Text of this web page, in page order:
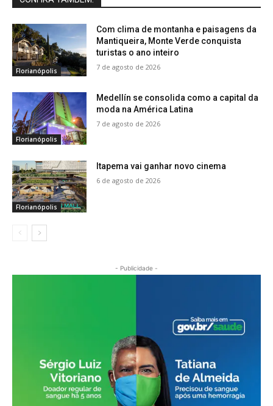
Florianópolis
Com clima de montanha e paisagens da
Mantiqueira, Monte Verde conquista
turistas o ano inteiro
7 de agosto de 2026
Florianópolis
Medellín se consolida como a capital da
moda na América Latina
7 de agosto de 2026
Florianópolis
Itapema vai ganhar novo cinema
6 de agosto de 2026
- Publicidade -